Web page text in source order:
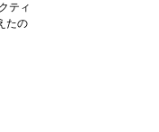
ティ
たの